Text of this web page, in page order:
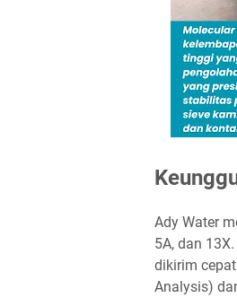
Ady Water
5A, dan
dikirim
Analysis)